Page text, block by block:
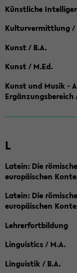
Künstliche
Kulturvermittlung /
Kunst / B.A.
Kunst / M.Ed.
Kunst und Musik -
Ergänzungsbereich
L
Latein: Die
europäischen
Latein: Die
europäischen
Lehrerfortbildung
Linguistics / M.A.
Linguistik / B.A.